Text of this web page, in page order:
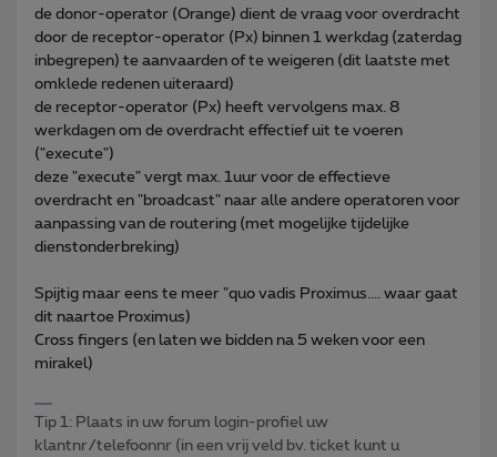
de donor-operator (Orange) dient de vraag voor overdracht
door de receptor-operator (Px) binnen 1 werkdag (zaterdag
inbegrepen) te aanvaarden of te weigeren (dit laatste met
omklede redenen uiteraard)
de receptor-operator (Px) heeft vervolgens max. 8
werkdagen om de overdracht effectief uit te voeren
("execute")
deze "execute" vergt max. 1uur voor de effectieve
overdracht en "broadcast" naar alle andere operatoren voor
aanpassing van de routering (met mogelijke tijdelijke
dienstonderbreking)
Spijtig maar eens te meer "quo vadis Proximus.... waar gaat
dit naartoe Proximus)
Cross fingers (en laten we bidden na 5 weken voor een
mirakel)
Tip 1: Plaats in uw forum login-profiel uw
klantnr/telefoonnr (in een vrij veld bv. ticket kunt u